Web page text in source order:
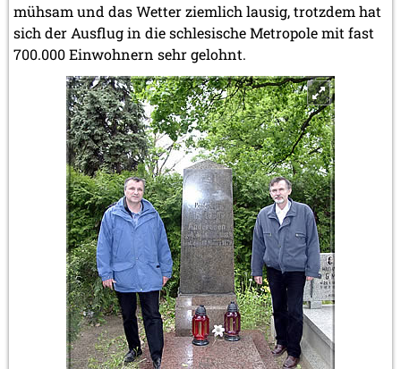
mühsam und das Wetter ziemlich lausig, trotzdem hat
sich der Ausflug in die schlesische Metropole mit fast
700.000 Einwohnern sehr gelohnt.